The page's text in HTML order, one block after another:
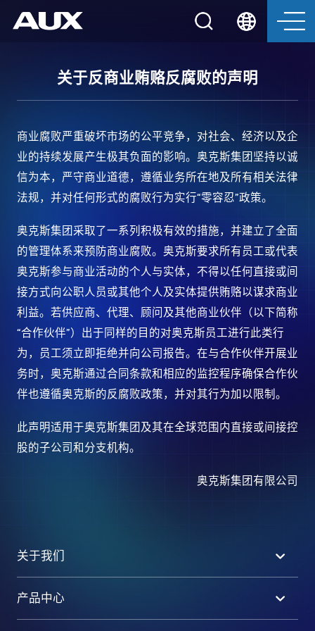
关于反商业贿赂反腐败的声明
商业腐败严重破坏市场的公平竞争，对社会、经济以及企
业的持续发展产生极其负面的影响。奥克斯集团坚持以诚
信为本，严守商业道德，遵循业务所在地及所有相关法律
法规，并对任何形式的腐败行为实行“零容忍”政策。
奥克斯集团采取了一系列积极有效的措施，并建立了全面
的管理体系来预防商业腐败。奥克斯要求所有员工或代表
奥克斯参与商业活动的个人与实体，不得以任何直接或间
接方式向公职人员或其他个人及实体提供贿赂以谋求商业
利益。若供应商、代理、顾问及其他商业伙伴（以下简称
“合作伙伴”）出于同样的目的对奥克斯员工进行此类行
为，员工须立即拒绝并向公司报告。在与合作伙伴开展业
务时，奥克斯通过合同条款和相应的监控程序确保合作伙
伴也遵循奥克斯的反腐败政策，并对其行为加以限制。
此声明适用于奥克斯集团及其在全球范围内直接或间接控
股的子公司和分支机构。
奥克斯集团有限公司
关于我们
产品中心